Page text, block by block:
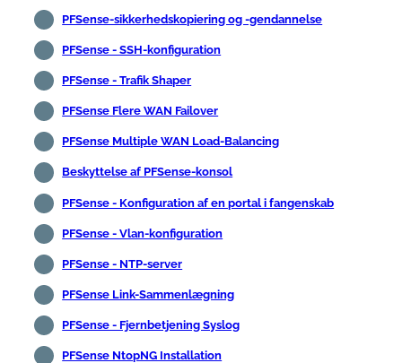
PFSense-sikkerhedskopiering og -gendannelse
PFSense - SSH-konfiguration
PFSense - Trafik Shaper
PFSense Flere WAN Failover
PFSense Multiple WAN Load-Balancing
Beskyttelse af PFSense-konsol
PFSense - Konfiguration af en portal i fangenskab
PFSense - Vlan-konfiguration
PFSense - NTP-server
PFSense Link-Sammenlægning
PFSense - Fjernbetjening Syslog
PFSense NtopNG Installation